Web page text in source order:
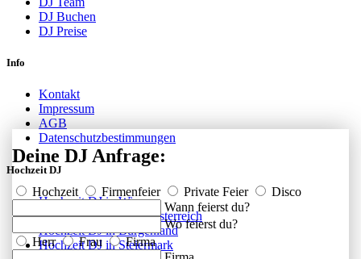
DJ Buchen
DJ Preise
Info
Kontakt
Impressum
AGB
Datenschutzbestimmungen
Hochzeit DJ
Hochzeit DJ in Wien
Hochzeit DJ in Niederösterreich
Hochzeit DJ in Burgenland
Hochzeit DJ in Steiermark
Deine DJ Anfrage:
Hochzeit Firmenfeier Private Feier
Disco
Wann feierst du?
Wo feierst du?
Herr
Frau
Firma